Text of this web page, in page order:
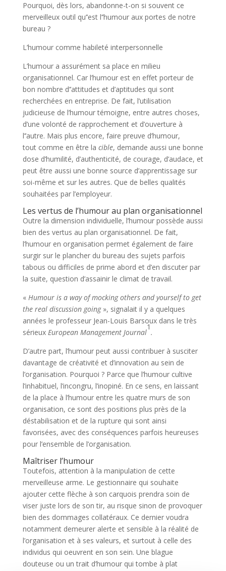
Pourquoi, dès lors, abandonne-t-on si souvent ce
merveilleux outil qu’’est l’’humour aux portes de notre
bureau ?
L’humour comme habileté interpersonnelle
L’humour a assurément sa place en milieu
organisationnel. Car l’humour est en effet porteur de
bon nombre d’’attitudes et d’aptitudes qui sont
recherchées en entreprise. De fait, l’utilisation
judicieuse de l’humour témoigne, entre autres choses,
d’une volonté de rapprochement et d’ouverture à
l’’autre. Mais plus encore, faire preuve d’humour,
tout comme en être la cible, demande aussi une bonne
dose d’humilité, d’authenticité, de courage, d’audace, et
peut être aussi une bonne source d’apprentissage sur
soi-même et sur les autres. Que de belles qualités
souhaitées par l’employeur.
Les vertus de l’humour au plan organisationnel
Outre la dimension individuelle, l’humour possède aussi
bien des vertus au plan organisationnel. De fait,
l’humour en organisation permet également de faire
surgir sur le plancher du bureau des sujets parfois
tabous ou difficiles de prime abord et d’en discuter par
la suite, question d’assainir le climat de travail.
« Humour is a way of mocking others and yourself to get
the real discussion going», signalait il y a quelques
années le professeur Jean-Louis Barsoux dans le très
sérieux European Management Journal
1
.
D’autre part, l’humour peut aussi contribuer à susciter
davantage de créativité et d’innovation au sein de
l’organisation. Pourquoi ? Parce que l’humour cultive
l’inhabituel, l’incongru, l’inopiné. En ce sens, en laissant
de la place à l’humour entre les quatre murs de son
organisation, ce sont des positions plus près de la
déstabilisation et de la rupture qui sont ainsi
favorisées, avec des conséquences parfois heureuses
pour l’ensemble de l’organisation.
Maîtriser l’humour
Toutefois, attention à la manipulation de cette
merveilleuse arme. Le gestionnaire qui souhaite
ajouter cette flèche à son carquois prendra soin de
viser juste lors de son tir, au risque sinon de provoquer
bien des dommages collatéraux. Ce dernier voudra
notamment demeurer alerte et sensible à la réalité de
l’organisation et à ses valeurs, et surtout à celle des
individus qui oeuvrent en son sein. Une blague
douteuse ou un trait d’humour qui tombe à plat